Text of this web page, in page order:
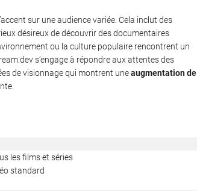
sur une audience variée. Cela inclut des
désireux de découvrir des documentaires
ou la culture populaire rencontrent un
s’engage à répondre aux attentes des
de visionnage qui montrent uneaugmentation de
les films et séries
standard